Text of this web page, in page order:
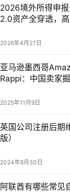
2026境外所得申
2.0资产全穿透，
2026年4月27日
亚马逊墨西哥
Rappi：中国卖家
2025年11月9日
英国公司注册后期
版）
2024年8月30日
阿联酋有哪些常见